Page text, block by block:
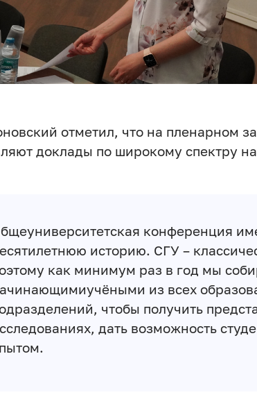
отметил, что на пленарном
доклады по широкому спектру
конференция
историю. СГУ –
как минимум раз в год мы
из всех
чтобы получить
дать возможность